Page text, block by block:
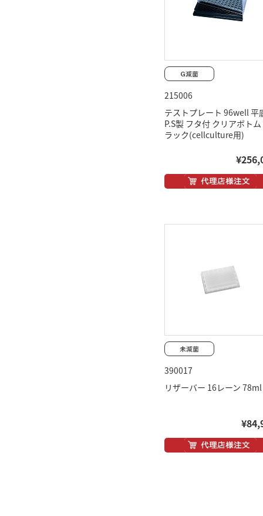
215006
テストプレート 96well 平
P.S製 フタ付 クリアボト
ラック(cellculture用)
390017
リザーバー 16レーン 78ml